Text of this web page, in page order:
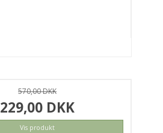
570,00 DKK
229,00 DKK
Vis produkt